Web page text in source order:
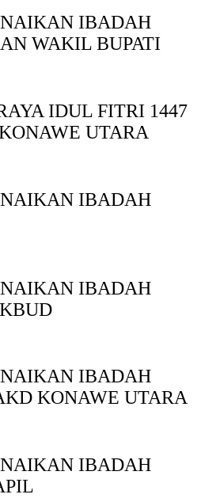
IBADAH
WAKIL BUPATI
IDUL FITRI 1447
UTARA
IBADAH
IBADAH
IBADAH
KONAWE UTARA
IBADAH